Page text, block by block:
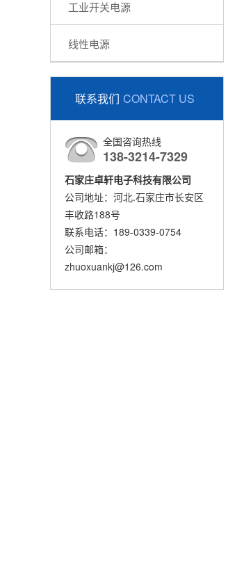
工业开关电源
线性电源
联系我们 CONTACT US
全国咨询热线
138-3214-7329
石家庄卓轩电子科技有限公司
公司地址：河北.石家庄市长安区
丰收路188号
联系电话：189-0339-0754
公司邮箱：
zhuoxuankj@126.com